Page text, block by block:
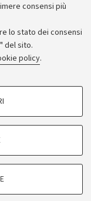
consensi più
lo stato dei consensi
del sito.
policy.
per il corretto
- Università di
- PI: